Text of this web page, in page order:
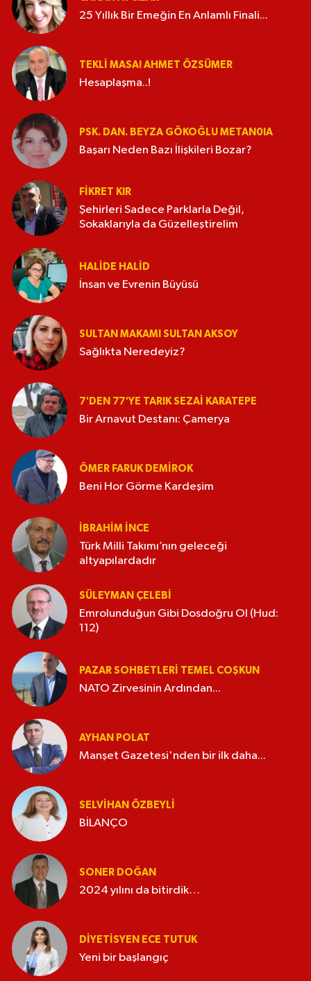
25 Yıllık Bir Emeğin En Anlamlı Finali...
TEKLI MASA! AHMET ÖZSÜMER
Hesaplaşma..!
PSK. DAN. BEYZA GÖKOĞLU METAN0IA
Başarı Neden Bazı İlişkileri Bozar?
FIKRET KIR
Şehirleri Sadece Parklarla Değil,
Sokaklarıyla da Güzelleştirelim
HALIDE HALID
İnsan ve Evrenin Büyüsü
SULTAN MAKAMI SULTAN AKSOY
Sağlıkta Neredeyiz?
7'DEN 77'YE TARIK SEZAI KARATEPE
Bir Arnavut Destanı: Çamerya
ÖMER FARUK DEMIROK
Beni Hor Görme Kardeşim
İBRAHIM İNCE
Türk Milli Takımı’nın geleceği
altyapılardadır
SÜLEYMAN ÇELEBI
Emrolunduğun Gibi Dosdoğru Ol (Hud:
112)
PAZAR SOHBETLERI TEMEL COŞKUN
NATO Zirvesinin Ardından...
AYHAN POLAT
Manşet Gazetesi'nden bir ilk daha...
SELVIHAN ÖZBEYLI
BİLANÇO
SONER DOĞAN
2024 yılını da bitirdik…
DIYETISYEN ECE TUTUK
Yeni bir başlangıç